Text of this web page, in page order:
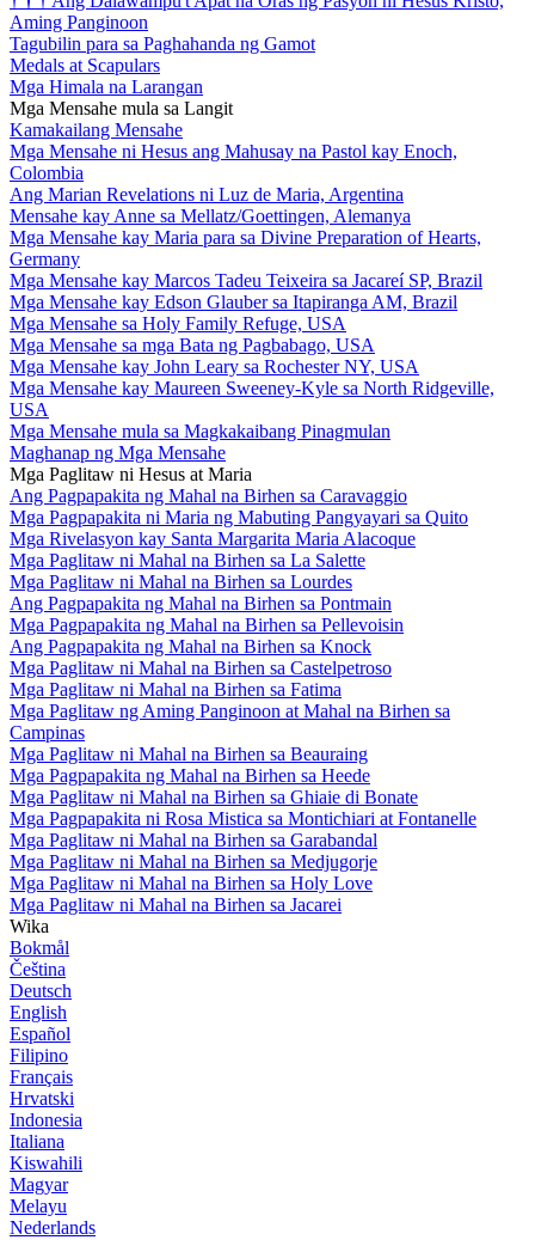
Aming Panginoon
Tagubilin para sa Paghahanda ng Gamot
Medals at Scapulars
Mga Himala na Larangan
Mga Mensahe mula sa Langit
Kamakailang Mensahe
Mga Mensahe ni Hesus ang Mahusay na Pastol kay Enoch,
Colombia
Ang Marian Revelations ni Luz de Maria, Argentina
Mensahe kay Anne sa Mellatz/Goettingen, Alemanya
Mga Mensahe kay Maria para sa Divine Preparation of Hearts,
Germany
Mga Mensahe kay Marcos Tadeu Teixeira sa Jacareí SP, Brazil
Mga Mensahe kay Edson Glauber sa Itapiranga AM, Brazil
Mga Mensahe sa Holy Family Refuge, USA
Mga Mensahe sa mga Bata ng Pagbabago, USA
Mga Mensahe kay John Leary sa Rochester NY, USA
Mga Mensahe kay Maureen Sweeney-Kyle sa North Ridgeville,
USA
Mga Mensahe mula sa Magkakaibang Pinagmulan
Maghanap ng Mga Mensahe
Mga Paglitaw ni Hesus at Maria
Ang Pagpapakita ng Mahal na Birhen sa Caravaggio
Mga Pagpapakita ni Maria ng Mabuting Pangyayari sa Quito
Mga Rivelasyon kay Santa Margarita Maria Alacoque
Mga Paglitaw ni Mahal na Birhen sa La Salette
Mga Paglitaw ni Mahal na Birhen sa Lourdes
Ang Pagpapakita ng Mahal na Birhen sa Pontmain
Mga Pagpapakita ng Mahal na Birhen sa Pellevoisin
Ang Pagpapakita ng Mahal na Birhen sa Knock
Mga Paglitaw ni Mahal na Birhen sa Castelpetroso
Mga Paglitaw ni Mahal na Birhen sa Fatima
Mga Paglitaw ng Aming Panginoon at Mahal na Birhen sa
Campinas
Mga Paglitaw ni Mahal na Birhen sa Beauraing
Mga Pagpapakita ng Mahal na Birhen sa Heede
Mga Paglitaw ni Mahal na Birhen sa Ghiaie di Bonate
Mga Pagpapakita ni Rosa Mistica sa Montichiari at Fontanelle
Mga Paglitaw ni Mahal na Birhen sa Garabandal
Mga Paglitaw ni Mahal na Birhen sa Medjugorje
Mga Paglitaw ni Mahal na Birhen sa Holy Love
Mga Paglitaw ni Mahal na Birhen sa Jacarei
Wika
Bokmål
Čeština
Deutsch
English
Español
Filipino
Français
Hrvatski
Indonesia
Italiana
Kiswahili
Magyar
Melayu
Nederlands